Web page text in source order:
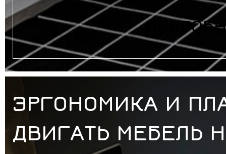
ЭРГОНОМИКА И
ДВИГАТЬ МЕБЕЛЬ